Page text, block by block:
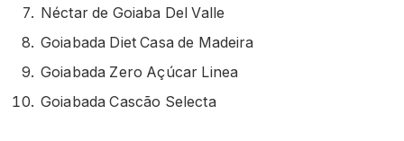
Néctar de Goiaba Del Valle
Goiabada Diet Casa de Madeira
Goiabada Zero Açúcar Linea
Goiabada Cascão Selecta